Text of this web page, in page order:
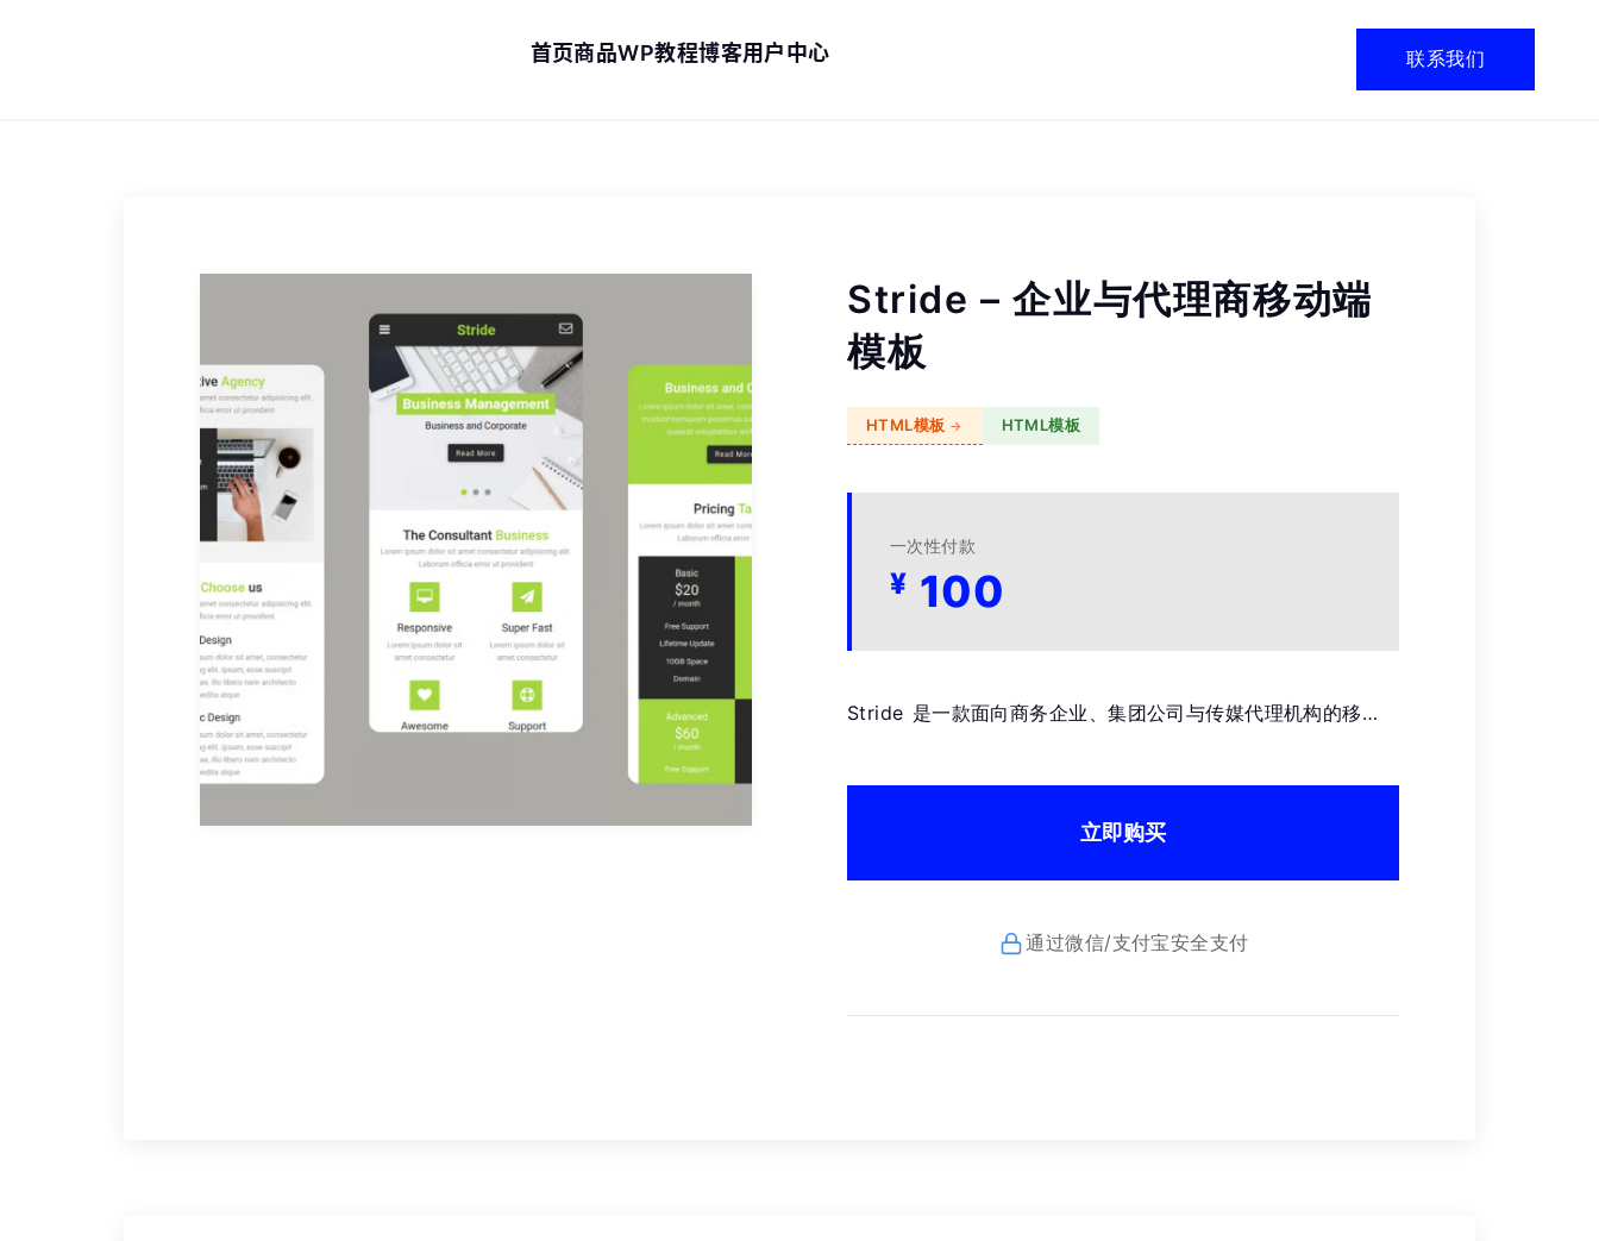
首页商品WP教程博客用户中心 联系我们
Stride – 企业与代理商移动端
模板
HTML模板 HTML模板
一次性付款
¥ 100
Stride 是一款面向商务企业、集团公司与传媒代理机构的移…
立即购买
通过微信/支付宝安全支付